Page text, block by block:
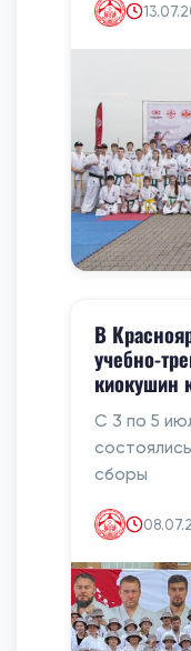
В
учебно-
киокушин
С 3 по 5
сборы